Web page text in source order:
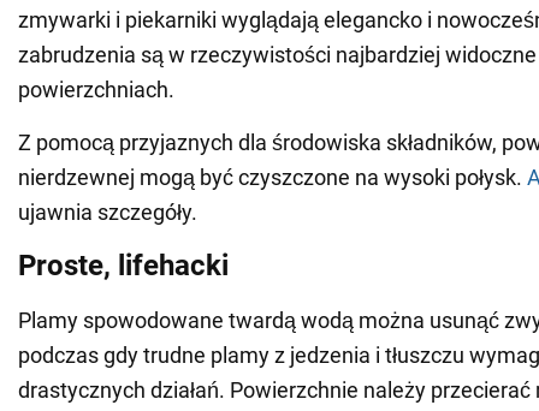
zmywarki i piekarniki wyglądają elegancko i
zabrudzenia są w rzeczywistości najbardziej
powierzchniach.
Z pomocą przyjaznych dla środowiska składników,
nierdzewnej mogą być czyszczone na wysoki połysk.
ujawnia szczegóły.
Proste, lifehacki
Plamy spowodowane twardą wodą można usunąć
podczas gdy trudne plamy z jedzenia i tłuszczu
drastycznych działań. Powierzchnie należy